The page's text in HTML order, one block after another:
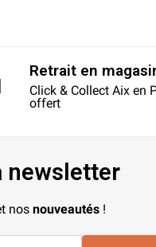
Retrait en
Click & Collect Aix en
offert
newsletter
nos nouveautés !